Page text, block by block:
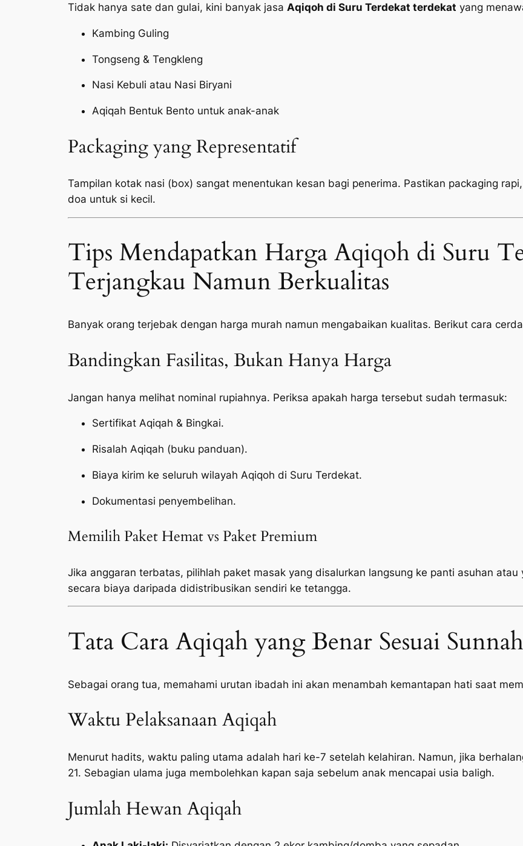
Tidak hanya sate dan gulai, kini banyak jasa Aqiqoh di Suru Terdekat terdekat yang
Kambing Guling
Tongseng & Tengkleng
Nasi Kebuli atau Nasi Biryani
Aqiqah Bentuk Bento untuk anak-anak
Packaging yang Representatif
Tampilan kotak nasi (box) sangat menentukan kesan bagi penerima. Pastikan packaging
doa untuk si kecil.
Tips Mendapatkan Harga Aqiqoh di Suru
Terjangkau Namun Berkualitas
Banyak orang terjebak dengan harga murah namun mengabaikan kualitas. Berikut cara
Bandingkan Fasilitas, Bukan Hanya Harga
Jangan hanya melihat nominal rupiahnya. Periksa apakah harga tersebut sudah termasuk:
Sertifikat Aqiqah & Bingkai.
Risalah Aqiqah (buku panduan).
Biaya kirim ke seluruh wilayah Aqiqoh di Suru Terdekat.
Dokumentasi penyembelihan.
Memilih Paket Hemat vs Paket Premium
Jika anggaran terbatas, pilihlah paket masak yang disalurkan langsung ke panti asuhan
secara biaya daripada didistribusikan sendiri ke tetangga.
Tata Cara Aqiqah yang Benar Sesuai Sunnah
Sebagai orang tua, memahami urutan ibadah ini akan menambah kemantapan hati saat
Waktu Pelaksanaan Aqiqah
Menurut hadits, waktu paling utama adalah hari ke-7 setelah kelahiran. Namun, jika
21. Sebagian ulama juga membolehkan kapan saja sebelum anak mencapai usia baligh.
Jumlah Hewan Aqiqah